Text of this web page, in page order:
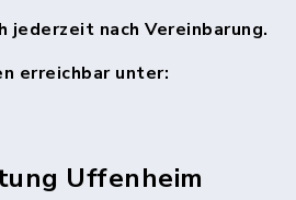
jederzeit nach Vereinbarung.
erreichbar unter:
Uffenheim